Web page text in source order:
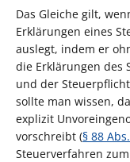
Das Gleiche gilt,
Erklärungen eines
auslegt, indem er
die Erklärungen des
und der
sollte man wissen,
explizit
vorschreibt (§ 88
Steuerverfahren